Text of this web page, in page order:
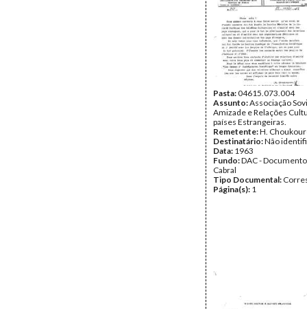
Pasta:04615.073.004
Assunto:Associação
Amizade e Relações
países Estrangeiras.
Remetente:H.
Destinatário:Não
Data: 1963
Fundo:DAC -
Cabral
Tipo Documental:
Página(s): 1